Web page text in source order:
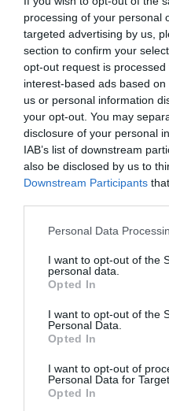
processing of your personal
targeted advertising by us,
section to confirm your
opt-out request is
interest-based ads based
us or personal information
your opt-out. You may
disclosure of your personal
IAB’s list of downstream
also be disclosed by us to
Downstream Participants
Personal Data
I want to opt-out of the
personal data.
Opted In
I want to opt-out of the
Personal Data.
Opted In
I want to opt-out of
Personal Data for
Opted In
Na podlagi teh
konkretnih korakov
»konstruktivne
1. Nova opredelitev
»Opredelitev je
velikih držav.« Obe
perspektive
»partnerstvo in
in se izogniti
konflikt. Cilj je
padanja in
2. Nov napredek pri
»Tajvan je temelj
in neprestopljiva